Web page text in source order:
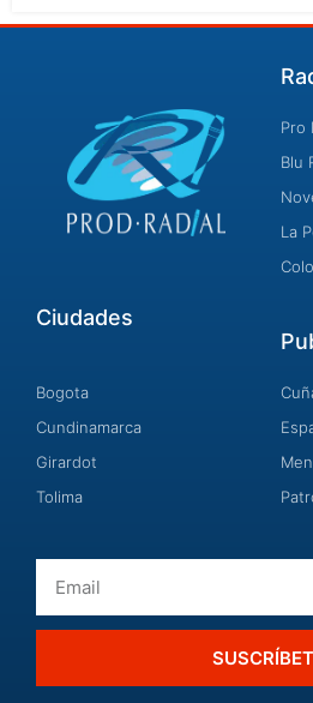
Pro
Blu
La
Ciudades
Bogota
Cundinamarca
Girardot
Tolima